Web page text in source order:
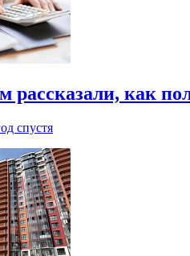
рассказали, как
спустя